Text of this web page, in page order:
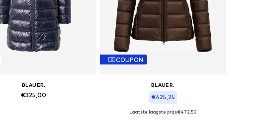
BLAUER.
€325,00
COUPON
BLAUER.
€425,25
Beschikbare maten: XS, S, M, L, XL, XXL
Laatste laagste prijs:€472,50